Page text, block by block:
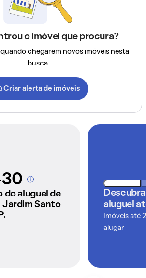
o imóvel que procura?
chegarem novos imóveis nesta
busca
Criar alerta de imóveis
A partir dos imóveis
anunciados pelo
QuintoAndar
do aluguel de
Jardim Santo
aluguel
Imóveis até
alugar